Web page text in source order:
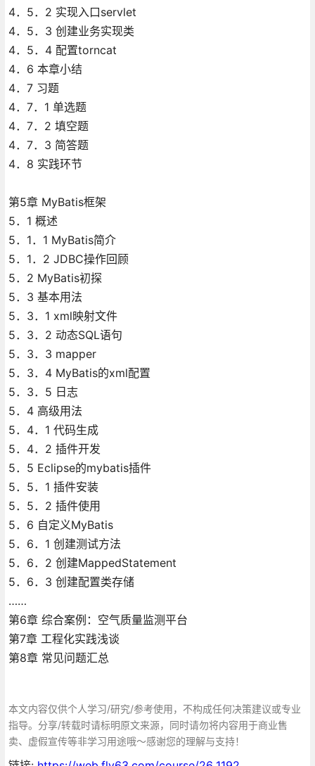
4．5．2 实现入口servlet
4．5．3 创建业务实现类
4．5．4 配置torncat
4．6 本章小结
4．7 习题
4．7．1 单选题
4．7．2 填空题
4．7．3 简答题
4．8 实践环节
第5章 MyBatis框架
5．1 概述
5．1．1 MyBatis简介
5．1．2 JDBC操作回顾
5．2 MyBatis初探
5．3 基本用法
5．3．1 xml映射文件
5．3．2 动态SQL语句
5．3．3 mapper
5．3．4 MyBatis的xml配置
5．3．5 日志
5．4 高级用法
5．4．1 代码生成
5．4．2 插件开发
5．5 Eclipse的mybatis插件
5．5．1 插件安装
5．5．2 插件使用
5．6 自定义MyBatis
5．6．1 创建测试方法
5．6．2 创建MappedStatement
5．6．3 创建配置类存储
……
第6章 综合案例：空气质量监测平台
第7章 工程化实践浅谈
第8章 常见问题汇总
本文内容仅供个人学习/研究/参考使用，不构成任何决策建议或专业
指导。分享/转载时请标明原文来源，同时请勿将内容用于商业售
卖、虚假宣传等非学习用途哦～感谢您的理解与支持！